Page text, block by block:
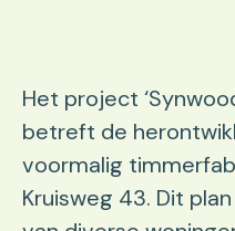
Het project
betreft de
voormalig
Kruisweg 43. Dit